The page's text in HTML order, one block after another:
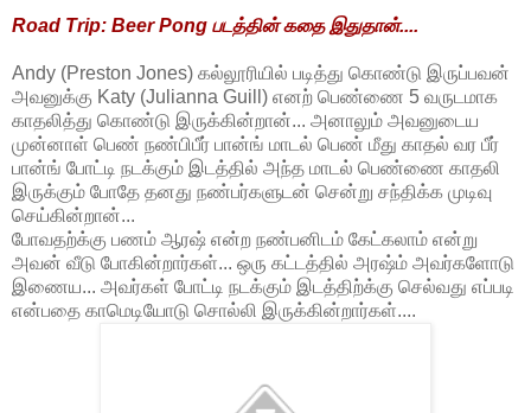
Road Trip: Beer Pong படத்தின் கதை இதுதான்....
Andy (Preston Jones) கல்லூரியில் படித்து கொண்டு இருப்பவன்
அவனுக்கு Katy (Julianna Guill) எனற் பெண்ணை 5 வருடமாக
காதலித்து கொண்டு இருக்கின்றான்... அனாலும் அவனுடைய
முன்னாள் பெண் நண்பிபீர் பான்ங் மாடல் பெண் மீது காதல் வர பீர்
பான்ங் போட்டி நடக்கும் இடத்தில் அந்த மாடல் பெண்ணை காதலி
இருக்கும் போதே தனது நண்பர்களுடன் சென்று சந்திக்க முடிவு
செய்கின்றான்...
போவதற்க்கு பணம் ஆரஷ் என்ற நண்பனிடம் கேட்கலாம் என்று
அவன் வீடு போகின்றார்கள்... ஒரு கட்டத்தில் அரஷ்ம் அவர்களோடு
இணைய... அவர்கள் போட்டி நடக்கும் இடத்திற்க்கு செல்வது எப்படி
என்பதை காமெடியோடு சொல்லி இருக்கின்றார்கள்....